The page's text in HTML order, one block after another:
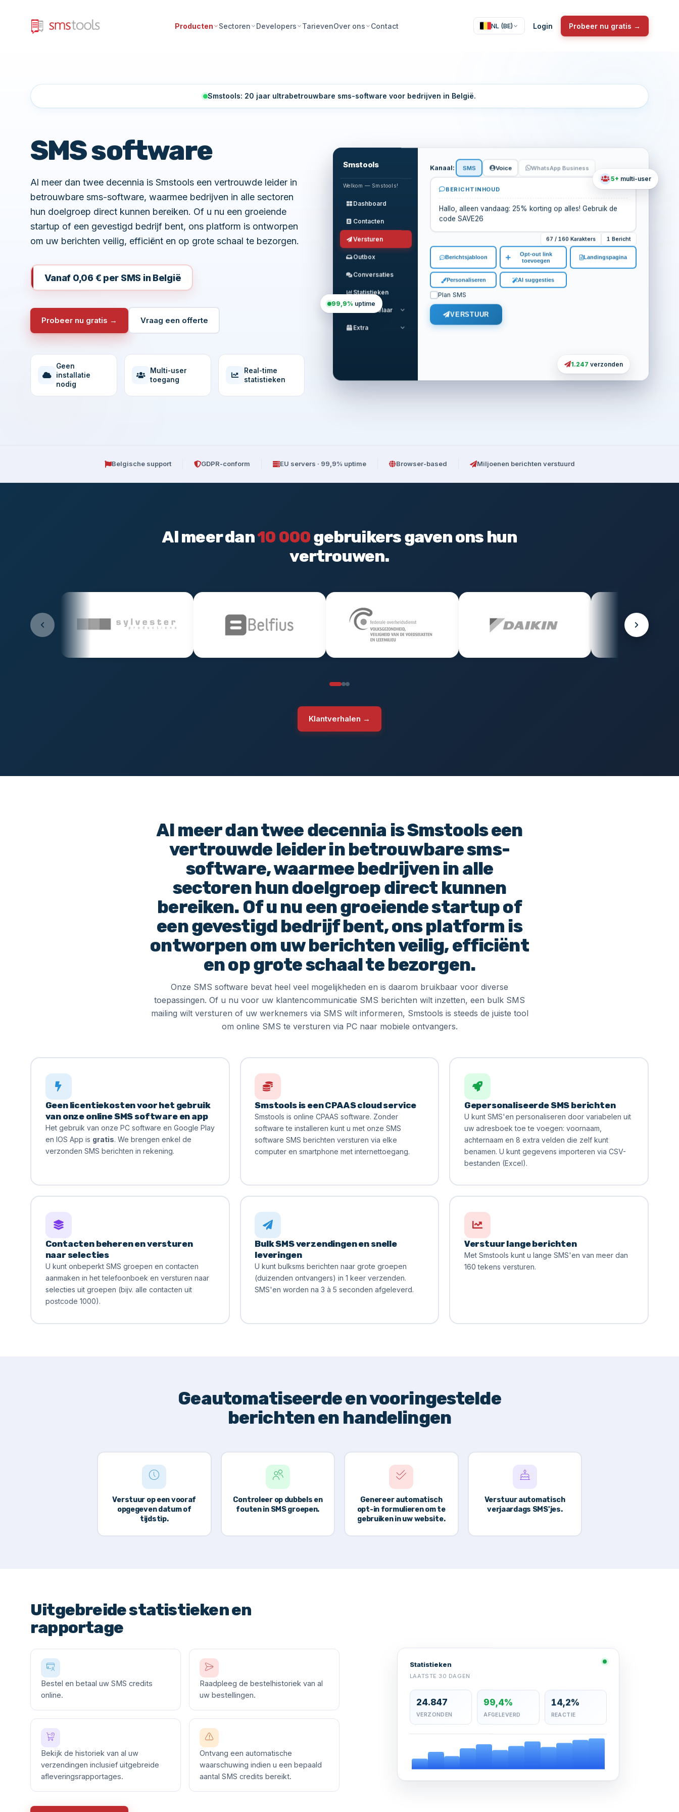
Producten Sectoren Developers TarievenOver ons Contact NL (BE) Login Probeer nu gratis →
Smstools: 20 jaar ultrabetrouwbare sms-software voor bedrijven in België.
SMS software
Al meer dan twee decennia is Smstools een vertrouwde leider in
betrouwbare sms-software, waarmee bedrijven in alle sectoren
hun doelgroep direct kunnen bereiken. Of u nu een groeiende
startup of een gevestigd bedrijf bent, ons platform is ontworpen
om uw berichten veilig, efficiënt en op grote schaal te bezorgen.
Vanaf 0,06 € per SMS in België
Probeer nu gratis → Vraag een offerte
Geen
installatie
nodig
Multi-user
toegang
Real-time
statistieken
Smstools
Welkom — Smstools!
Dashboard
Contacten
Versturen
Outbox
Conversaties
Statistieken
Ontwikkelaar
Extra
Kanaal: SMS Voice WhatsApp Business
BERICHTINHOUD
Hallo, alleen vandaag: 25% korting op alles! Gebruik de
code SAVE26
67 / 160 Karakters 1 Bericht
Berichtsjabloon
Opt-out link
toevoegen
Landingspagina
Personaliseren AI suggesties
Plan SMS
VERSTUUR
5+ multi-user
99,9% uptime
1.247 verzonden
Belgische support GDPR-conform EU servers · 99,9% uptime Browser-based Miljoenen berichten verstuurd
Al meer dan10 000gebruikers gaven ons hun
vertrouwen.
Klantverhalen →
Al meer dan twee decennia is Smstools een
vertrouwde leider in betrouwbare sms-
software, waarmee bedrijven in alle
sectoren hun doelgroep direct kunnen
bereiken. Of u nu een groeiende startup of
een gevestigd bedrijf bent, ons platform is
ontworpen om uw berichten veilig, efficiënt
en op grote schaal te bezorgen.
Onze SMS software bevat heel veel mogelijkheden en is daarom bruikbaar voor diverse
toepassingen. Of u nu voor uw klantencommunicatie SMS berichten wilt inzetten, een bulk SMS
mailing wilt versturen of uw werknemers via SMS wilt informeren, Smstools is steeds de juiste tool
om online SMS te versturen via PC naar mobiele ontvangers.
Geen licentiekosten voor het gebruik
van onze online SMS software en app
Het gebruik van onze PC software en Google Play
en IOS App is gratis. We brengen enkel de
verzonden SMS berichten in rekening.
Smstools is een CPAAS cloud service
Smstools is online CPAAS software. Zonder
software te installeren kunt u met onze SMS
software SMS berichten versturen via elke
computer en smartphone met internettoegang.
Gepersonaliseerde SMS berichten
U kunt SMS'en personaliseren door variabelen uit
uw adresboek toe te voegen: voornaam,
achternaam en 8 extra velden die zelf kunt
benamen. U kunt gegevens importeren via CSV-
bestanden (Excel).
Contacten beheren en versturen
naar selecties
U kunt onbeperkt SMS groepen en contacten
aanmaken in het telefoonboek en versturen naar
selecties uit groepen (bijv. alle contacten uit
postcode 1000).
Bulk SMS verzendingen en snelle
leveringen
U kunt bulksms berichten naar grote groepen
(duizenden ontvangers) in 1 keer verzenden.
SMS'en worden na 3 à 5 seconden afgeleverd.
Verstuur lange berichten
Met Smstools kunt u lange SMS'en van meer dan
160 tekens versturen.
Geautomatiseerde en vooringestelde
berichten en handelingen
Verstuur op een vooraf
opgegeven datum of
tijdstip.
Controleer op dubbels en
fouten in SMS groepen.
Genereer automatisch
opt-in formulieren om te
gebruiken in uw website.
Verstuur automatisch
verjaardags SMS'jes.
Uitgebreide statistieken en
rapportage
Bestel en betaal uw SMS credits
online.
Raadpleeg de bestelhistoriek van al
uw bestellingen.
Bekijk de historiek van al uw
verzendingen inclusief uitgebreide
afleveringsrapportages.
Ontvang een automatische
waarschuwing indien u een bepaald
aantal SMS credits bereikt.
Statistieken
LAATSTE 30 DAGEN
24.847
VERZONDEN
99,4%
AFGELEVERD
14,2%
REACTIE